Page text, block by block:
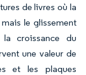
de livres où la
le glissement
croissance du
une valeur de
et les plaques